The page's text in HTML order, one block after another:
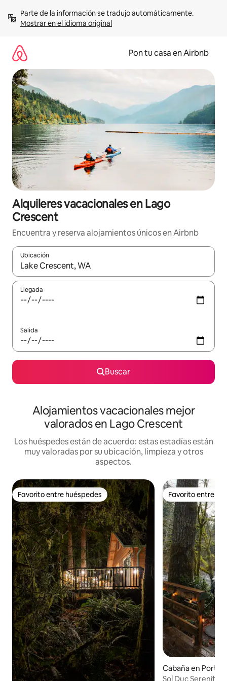
contenidoMostrar en el idioma original
Pon tu casa en Airbnb
Alquileres vacacionales en Lago
Crescent
Encuentra y reserva alojamientos únicos en Airbnb
Ubicación
Cuando los resultados estén disponibles, navega con las
Llegada
Salida
Buscar
Alojamientos vacacionales mejor
valorados en Lago Crescent
Los huéspedes están de acuerdo: estas estadías están
muy valoradas por su ubicación, limpieza y otros
aspectos.
Favorito entre huéspedes
Favorito entre huéspedes Favorito entre
Favorito entre
Cabaña en Port
Sol Duc Serenity: